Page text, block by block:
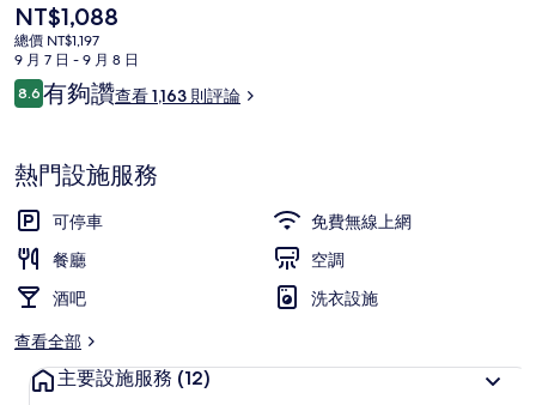
目
前
的
價
格
NT$1,088
總價 NT$1,197
9 月 7 日 - 9 月 8 日
評
論
8.68.6 分，滿分 10 分，
有夠讚查看 1,163 則評論
熱門設施服務
可停車
免費無線上網
餐廳
空調
酒吧
洗衣設施
查看全部
主要設施服務 (12)